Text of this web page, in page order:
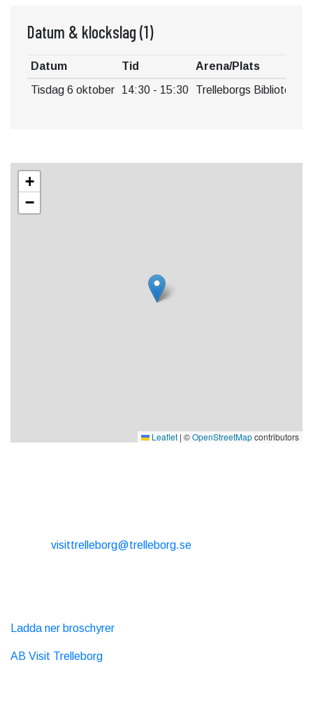
Sydväst och Trelleborgs bibliotek.
Föranmälan görs till arrangemang@trelleborg.se
eller genom att kontakta Trelleborgs bibliotek.
Datum & klockslag (1)
Datum Tid
Arena/Plats
Tisdag 6 oktober
14:30 - 15:30 Trelleborgs Bibliotek
+
−
Leaflet | ©OpenStreetMapcontributors
visittrelleborg@trelleborg.se
Ladda ner broschyrer
AB Visit Trelleborg